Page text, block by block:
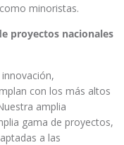
minoristas.
proyectos nacionales
con los más altos
amplia
gama de proyectos,
a las